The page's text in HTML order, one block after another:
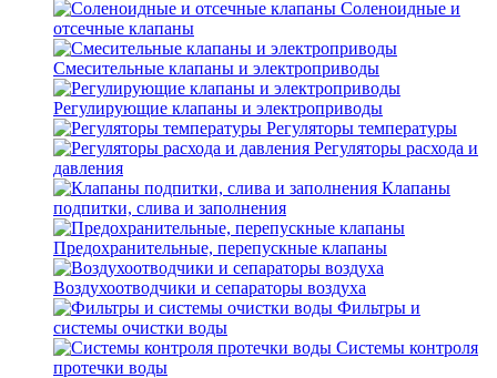
Соленоидные и
отсечные клапаны
Смесительные клапаны и электроприводы
Регулирующие клапаны и электроприводы
Регуляторы температуры
Регуляторы расхода и
давления
Клапаны
подпитки, слива и заполнения
Предохранительные, перепускные клапаны
Воздухоотводчики и сепараторы воздуха
Фильтры и
системы очистки воды
Системы контроля
протечки воды